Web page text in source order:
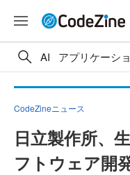
AI アプリケーシ
CodeZineニュース
日立製作所、
フトウェア開